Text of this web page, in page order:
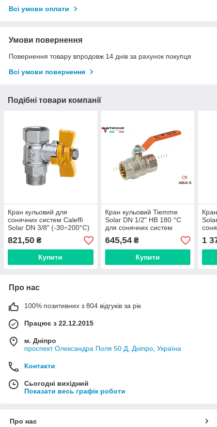
Всі умови оплати
Умови повернення
Повернення товару впродовж 14 днів за рахунок покупця
Всі умови повернення
Подібні товари компанії
Кран кульовий для
сонячних систем Caleffi
Solar DN 3/8" (-30÷200°C)
внутрішній-зовнішній
250300
821,50 ₴
Купити
Кран кульовий Tiemme
Solar DN 1/2" НВ 180 °C
для сонячних систем
(4720018)
645,54₴
Купити
1
Про нас
100% позитивних з 804 відгуків за рік
Працює з 22.12.2015
м. Дніпро
проспект Олександра Поля 50 Д, Дніпро, Україна
Контакти
Сьогодні вихідний
Показати весь графік роботи
Про нас